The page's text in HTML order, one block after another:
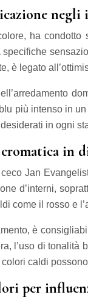
ha
è legato
più intenso in
in ogni
in
ceco Jan
d’interni,
come il rosso e
è
l’uso di tonalità
caldi
per